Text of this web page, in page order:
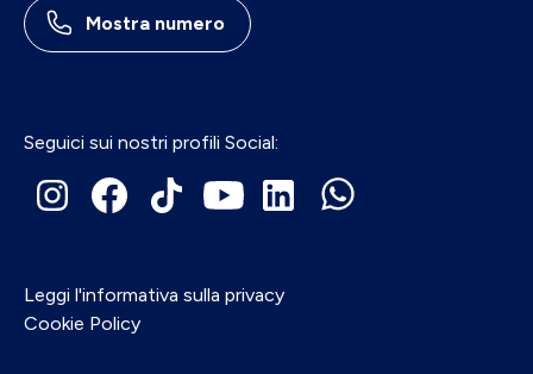
Mostra numero
Seguici sui nostri profili Social:
Leggi l'informativa sulla privacy
Cookie Policy